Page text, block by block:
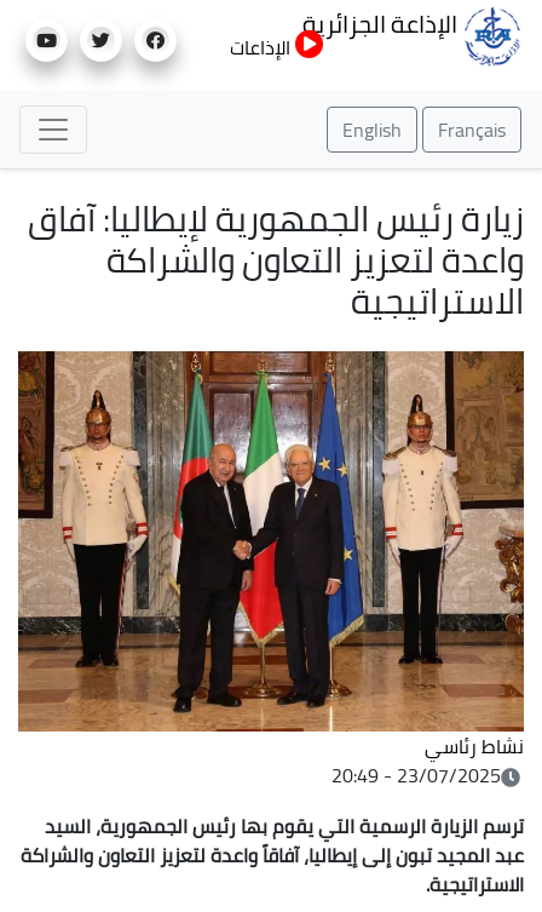
إلى
الإذاعة الجزائرية
الإذاعات
Français
English
زيارة رئيس الجمهورية لإيطاليا: آفاق
واعدة لتعزيز التعاون والشراكة
الاستراتيجية
نشاط رئاسي
23/07/2025 - 20:49
ترسم الزيارة الرسمية التي يقوم بها رئيس الجمهورية، السيد
عبد المجيد تبون إلى إيطاليا، آفاقاً واعدة لتعزيز التعاون والشراكة
الاستراتيجية.